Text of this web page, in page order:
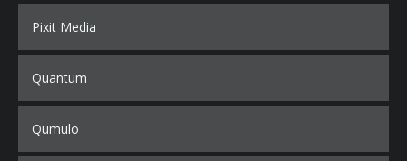
Pixit Media
Quantum
Qumulo